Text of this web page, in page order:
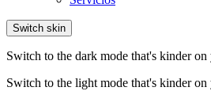
Switch skin
Switch to the dark mode that's kinder
Switch to the light mode that's kinder on